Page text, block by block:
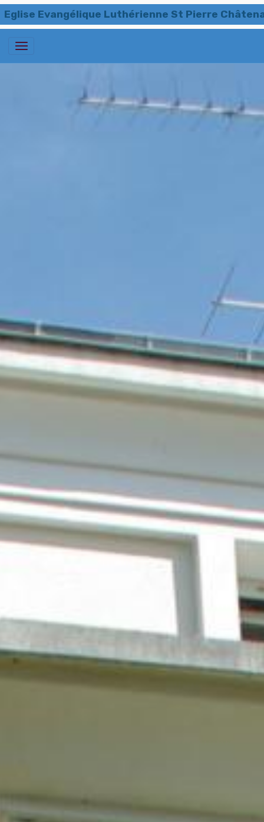
Eglise Evangélique Luthérienne St Pierre